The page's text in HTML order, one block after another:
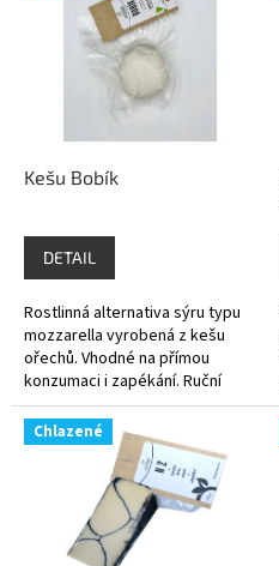
Kešu Bobík
DETAIL
Rostlinná alternativa sýru typu
mozzarella vyrobená z kešu
ořechů. Vhodné na přímou
konzumaci i zapékání. Ruční
výroba v ČR.
Chlazené